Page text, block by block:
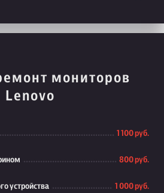
мониторов
Lenovo
1 100 руб.
800 руб.
устройства 1 000 руб.